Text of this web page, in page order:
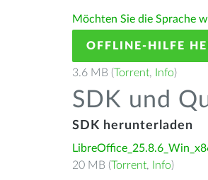
Möchten Sie die Sprache
OFFLINE-HILFE
3.6 MB (Torrent, Info)
SDK und
SDK herunterladen
20 MB (Torrent, Info)